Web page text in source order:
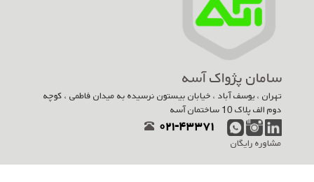
سامان پژواک آسه
تهران ، یوسف آباد ، خیابان بیستون نرسیده به میدان فاطمی ، کوچه
دوم الف پلاک 10 ساختمان آسه
مشاوره رایگان